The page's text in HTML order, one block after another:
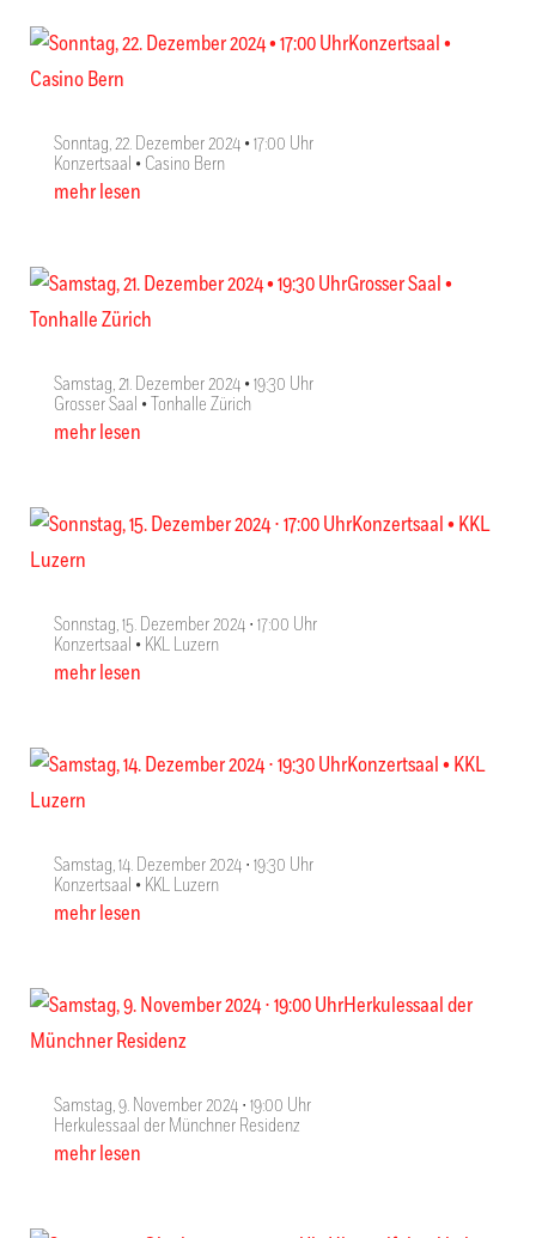
Sonntag, 22. Dezember 2024 • 17:00 Uhr
Konzertsaal • Casino Bern
mehr lesen
Samstag, 21. Dezember 2024 • 19:30 Uhr
Grosser Saal • Tonhalle Zürich
mehr lesen
Sonnstag, 15. Dezember 2024 ∙ 17:00 Uhr
Konzertsaal • KKL Luzern
mehr lesen
Samstag, 14. Dezember 2024 ∙ 19:30 Uhr
Konzertsaal • KKL Luzern
mehr lesen
Samstag, 9. November 2024 ∙ 19:00 Uhr
Herkulessaal der Münchner Residenz
mehr lesen